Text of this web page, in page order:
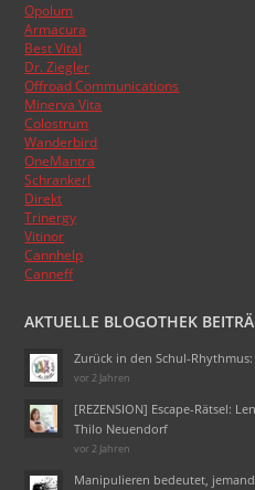
:)
Das Topblogranking wurde im Laufe der
mehrmals umgestellt, basiert aber nun
Besucherzahlen der Blogs.
Opolum
Armacura
Best Vital
Dr. Ziegler
Offroad Communications
Minerva Vita
Colostrum
Wanderbird
OneMantra
Schrankerl
Direkt
Trinergy
Vitinor
Cannhelp
Canneff
AKTUELLE BLOGOTHEK
Zurück in den Schul-
vor 2 Jahren
[REZENSION] Escape-Rätsel:
Thilo Neuendorf
vor 2 Jahren
Manipulieren bedeutet,